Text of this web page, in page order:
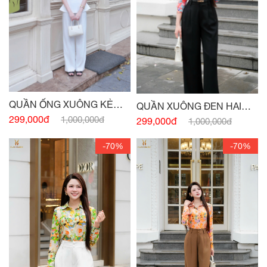
QUẦN ỐNG XUÔNG KẺ
TRẮNG
299,000đ 1,000,000đ
QUẦN XUÔNG ĐEN HAI
TÚI SƯỜN
299,000đ 1,000,000đ
-70% -70%